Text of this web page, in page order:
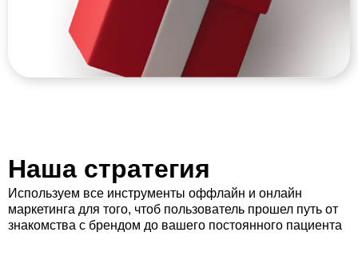
Наша стратегия
Используем все инструменты оффлайн и онлайн
маркетинга для того, чтоб пользователь прошел путь от
знакомства с брендом до вашего постоянного пациента